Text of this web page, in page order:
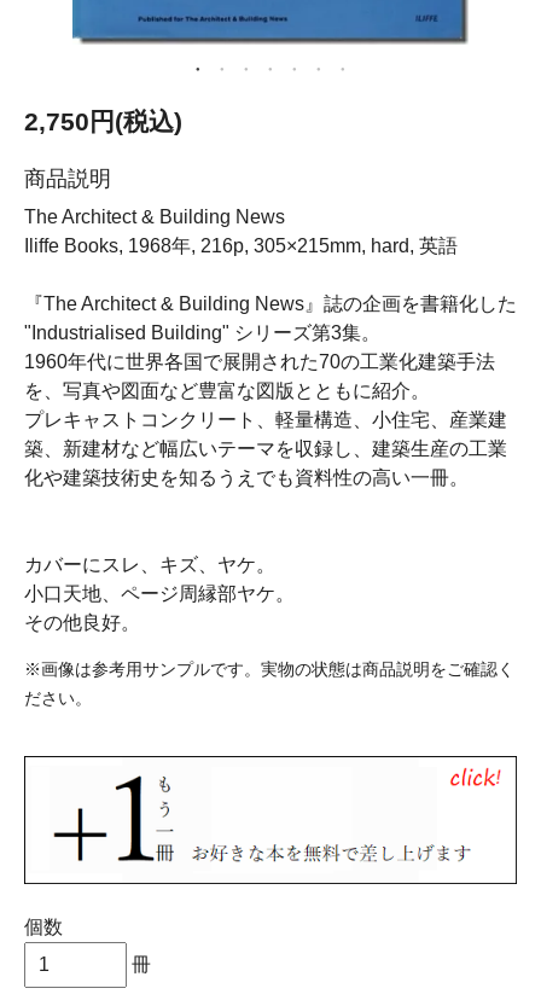
2,750円(税込)
商品説明
The Architect & Building News
Iliffe Books, 1968年, 216p, 305×215mm, hard, 英語
『The Architect & Building News』誌の企画を書籍化した
"Industrialised Building" シリーズ第3集。
1960年代に世界各国で展開された70の工業化建築手法
を、写真や図面など豊富な図版とともに紹介。
プレキャストコンクリート、軽量構造、小住宅、産業建
築、新建材など幅広いテーマを収録し、建築生産の工業
化や建築技術史を知るうえでも資料性の高い一冊。
カバーにスレ、キズ、ヤケ。
小口天地、ページ周縁部ヤケ。
その他良好。
※画像は参考用サンプルです。実物の状態は商品説明をご確認く
ださい。
個数
冊